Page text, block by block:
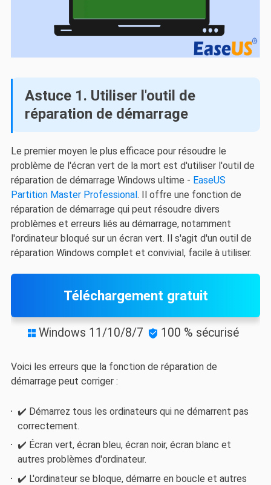
Astuce 1. Utiliser l'outil de
réparation de démarrage
Le premier moyen le plus efficace pour résoudre le
problème de l'écran vert de la mort est d'utiliser l'outil de
réparation de démarrage Windows ultime - EaseUS
Partition Master Professional. Il offre une fonction de
réparation de démarrage qui peut résoudre divers
problèmes et erreurs liés au démarrage, notamment
l'ordinateur bloqué sur un écran vert. Il s'agit d'un outil de
réparation Windows complet et convivial, facile à utiliser.
Téléchargement gratuit
 Windows 11/10/8/7  100 % sécurisé
Voici les erreurs que la fonction de réparation de
démarrage peut corriger :
✔️ Démarrez tous les ordinateurs qui ne démarrent pas
correctement.
✔️ Écran vert, écran bleu, écran noir, écran blanc et
autres problèmes d'ordinateur.
✔️ L'ordinateur se bloque, démarre en boucle et autres